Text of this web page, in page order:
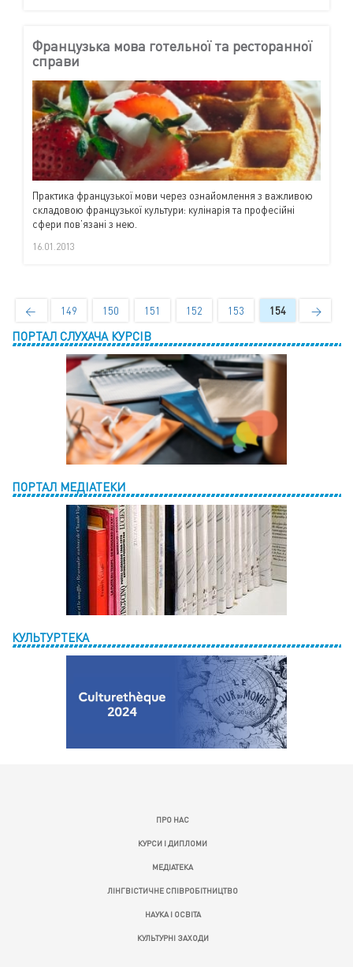
Французька мова готельної та ресторанної
справи
Практика французької мови через ознайомлення з важливою
складовою французької культури: кулінарія та професійні
сфери пов’язані з нею.
16.01.2013
← 149 150 151 152 153 154 →
ПОРТАЛ СЛУХАЧА КУРСІВ
ПОРТАЛ МЕДІАТЕКИ
КУЛЬТУРТЕКА
ПРО НАС
КУРСИ І ДИПЛОМИ
МЕДІАТЕКА
ЛІНГВІСТИЧНЕ СПІВРОБІТНИЦТВО
НАУКА І ОСВІТА
КУЛЬТУРНІ ЗАХОДИ